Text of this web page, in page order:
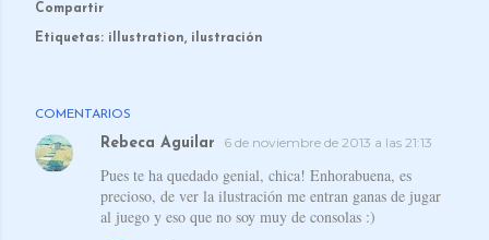
Compartir
Etiquetas: illustration ilustración
COMENTARIOS
Rebeca Aguilar 6 de noviembre de 2013 a las 21:13
Pues te ha quedado genial, chica! Enhorabuena, es
precioso, de ver la ilustración me entran ganas de jugar
al juego y eso que no soy muy de consolas :)